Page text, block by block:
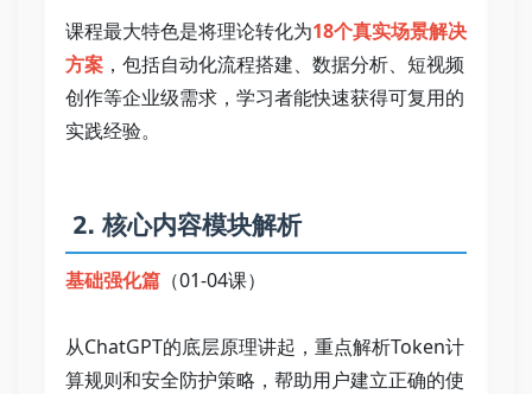
课程最大特色是将理论转化为18个真实场景解决
方案 ，包括自动化流程搭建、数据分析、短视频
创作等企业级需求，学习者能快速获得可复用的
实践经验。
2. 核心内容模块解析
基础强化篇 （01-04课）
从ChatGPT的底层原理讲起，重点解析Token计
算规则和安全防护策略，帮助用户建立正确的使